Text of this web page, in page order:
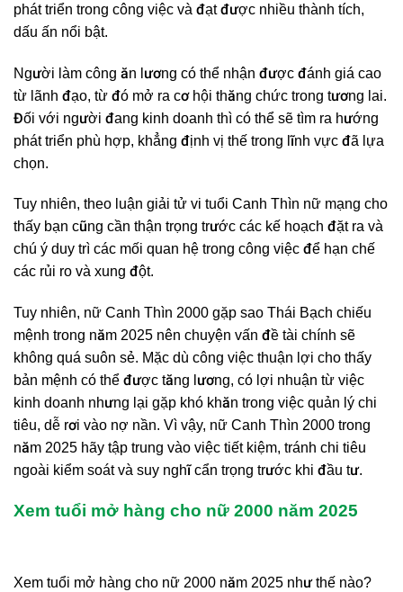
phát triển trong công việc và đạt được nhiều thành tích,
dấu ấn nổi bật.
Người làm công ăn lương có thể nhận được đánh giá cao
từ lãnh đạo, từ đó mở ra cơ hội thăng chức trong tương lai.
Đối với người đang kinh doanh thì có thể sẽ tìm ra hướng
phát triển phù hợp, khẳng định vị thế trong lĩnh vực đã lựa
chọn.
Tuy nhiên, theo luận giải tử vi tuổi Canh Thìn nữ mạng cho
thấy bạn cũng cần thận trọng trước các kế hoạch đặt ra và
chú ý duy trì các mối quan hệ trong công việc để hạn chế
các rủi ro và xung đột.
Tuy nhiên, nữ Canh Thìn 2000 gặp sao Thái Bạch chiếu
mệnh trong năm 2025 nên chuyện vấn đề tài chính sẽ
không quá suôn sẻ. Mặc dù công việc thuận lợi cho thấy
bản mệnh có thể được tăng lương, có lợi nhuận từ việc
kinh doanh nhưng lại gặp khó khăn trong việc quản lý chi
tiêu, dễ rơi vào nợ nần. Vì vậy, nữ Canh Thìn 2000 trong
năm 2025 hãy tập trung vào việc tiết kiệm, tránh chi tiêu
ngoài kiểm soát và suy nghĩ cẩn trọng trước khi đầu tư.
Xem tuổi mở hàng cho nữ 2000 năm 2025
Xem tuổi mở hàng cho nữ 2000 năm 2025 như thế nào?